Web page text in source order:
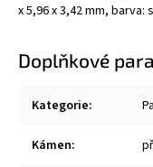
x 5,96 x 3,42 mm,
Doplňkové
Kategorie:
Kámen: